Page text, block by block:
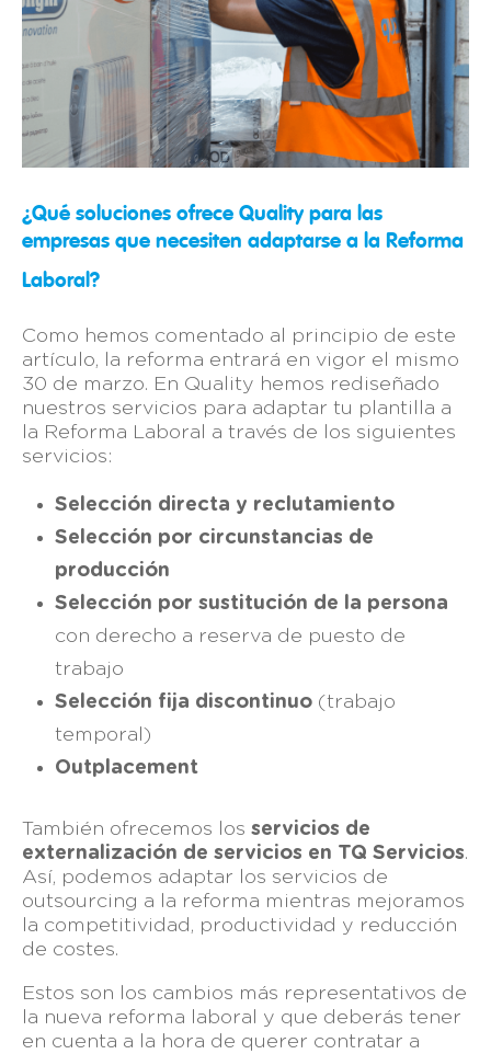
¿Qué soluciones ofrece Quality para las
empresas que necesiten adaptarse a la Reforma
Laboral?
Como hemos comentado al principio de este
artículo, la reforma entrará en vigor el mismo
30 de marzo. En Quality hemos rediseñado
nuestros servicios para adaptar tu plantilla a
la Reforma Laboral a través de los siguientes
servicios:
Selección directa y reclutamiento
Selección por circunstancias de
producción
Selección por sustitución de la persona
con derecho a reserva de puesto de
trabajo
Selección fija discontinuo (trabajo
temporal)
Outplacement
También ofrecemos los servicios de
externalización de servicios en TQ Servicios.
Así, podemos adaptar los servicios de
outsourcing a la reforma mientras mejoramos
la competitividad, productividad y reducción
de costes.
Estos son los cambios más representativos de
la nueva reforma laboral y que deberás tener
en cuenta a la hora de querer contratar a